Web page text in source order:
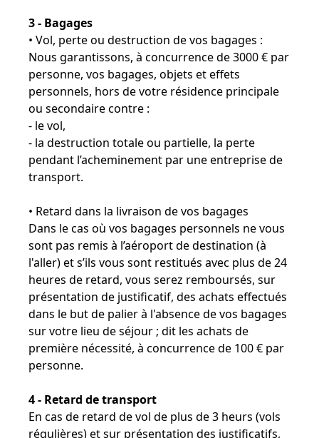
3 - Bagages
• Vol, perte ou destruction de vos bagages :
Nous garantissons, à concurrence de 3000 € par
personne, vos bagages, objets et effets
personnels, hors de votre résidence principale
ou secondaire contre :
- le vol,
- la destruction totale ou partielle, la perte
pendant l’acheminement par une entreprise de
transport.
• Retard dans la livraison de vos bagages
Dans le cas où vos bagages personnels ne vous
sont pas remis à l’aéroport de destination (à
l'aller) et s’ils vous sont restitués avec plus de 24
heures de retard, vous serez remboursés, sur
présentation de justificatif, des achats effectués
dans le but de palier à l'absence de vos bagages
sur votre lieu de séjour ; dit les achats de
première nécessité, à concurrence de 100 € par
personne.
4 - Retard de transport
En cas de retard de vol de plus de 3 heurs (vols
régulières) et sur présentation des justificatifs,